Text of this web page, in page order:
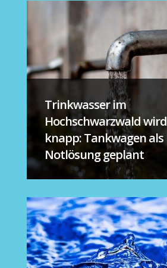
Trinkwasser im
Hochschwarzwald wird
knapp: Tankwagen als
Notlösung geplant